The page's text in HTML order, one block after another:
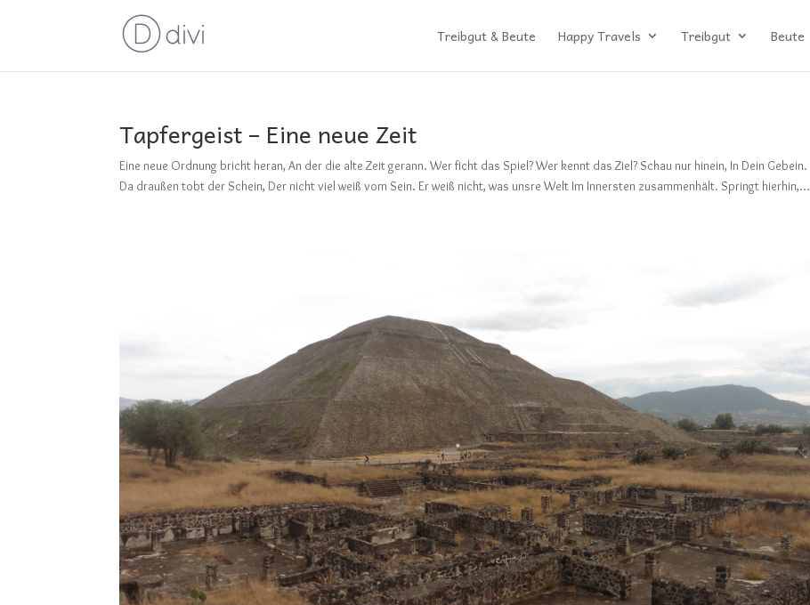
Treibgut & Beute Happy Travels Treibgut Beute
Tapfergeist – Eine neue Zeit
Eine neue Ordnung bricht heran, An der die alte Zeit gerann. Wer ficht das Spiel? Wer kennt das Ziel? Schau nur hinein, In Dein Gebein.
Da draußen tobt der Schein, Der nicht viel weiß vom Sein. Er weiß nicht, was unsre Welt Im Innersten zusammenhält. Springt hierhin,...